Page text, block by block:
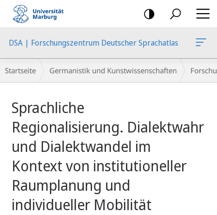
Mobile-
Navigation
DSA | Forschungszentrum Deutscher Sprachatlas
Breadcrumb-
Navigation
Startseite Germanistik und Kunstwissenschaften
Sprachliche
Regionalisierung.
und Dialektwandel im
Kontext von institutioneller
Raumplanung und
individueller Mobilität